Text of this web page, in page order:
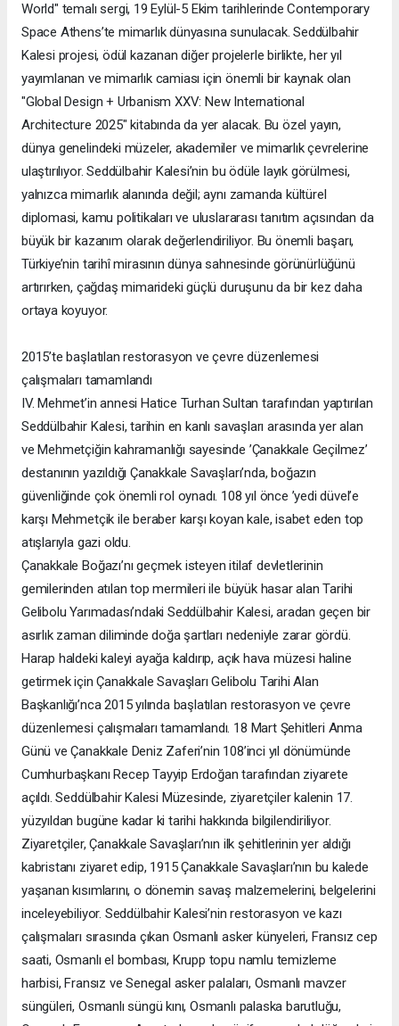
World" temalı sergi, 19 Eylül-5 Ekim tarihlerinde Contemporary
Space Athens’te mimarlık dünyasına sunulacak. Seddülbahir
Kalesi projesi, ödül kazanan diğer projelerle birlikte, her yıl
yayımlanan ve mimarlık camiası için önemli bir kaynak olan
"Global Design + Urbanism XXV: New International
Architecture 2025" kitabında da yer alacak. Bu özel yayın,
dünya genelindeki müzeler, akademiler ve mimarlık çevrelerine
ulaştırılıyor. Seddülbahir Kalesi’nin bu ödüle layık görülmesi,
yalnızca mimarlık alanında değil; aynı zamanda kültürel
diplomasi, kamu politikaları ve uluslararası tanıtım açısından da
büyük bir kazanım olarak değerlendiriliyor. Bu önemli başarı,
Türkiye’nin tarihî mirasının dünya sahnesinde görünürlüğünü
artırırken, çağdaş mimarideki güçlü duruşunu da bir kez daha
ortaya koyuyor.
2015’te başlatılan restorasyon ve çevre düzenlemesi
çalışmaları tamamlandı
IV. Mehmet’in annesi Hatice Turhan Sultan tarafından yaptırılan
Seddülbahir Kalesi, tarihin en kanlı savaşları arasında yer alan
ve Mehmetçiğin kahramanlığı sayesinde ’Çanakkale Geçilmez’
destanının yazıldığı Çanakkale Savaşları’nda, boğazın
güvenliğinde çok önemli rol oynadı. 108 yıl önce ’yedi düvel’e
karşı Mehmetçik ile beraber karşı koyan kale, isabet eden top
atışlarıyla gazi oldu.
Çanakkale Boğazı’nı geçmek isteyen itilaf devletlerinin
gemilerinden atılan top mermileri ile büyük hasar alan Tarihi
Gelibolu Yarımadası’ndaki Seddülbahir Kalesi, aradan geçen bir
asırlık zaman diliminde doğa şartları nedeniyle zarar gördü.
Harap haldeki kaleyi ayağa kaldırıp, açık hava müzesi haline
getirmek için Çanakkale Savaşları Gelibolu Tarihi Alan
Başkanlığı’nca 2015 yılında başlatılan restorasyon ve çevre
düzenlemesi çalışmaları tamamlandı. 18 Mart Şehitleri Anma
Günü ve Çanakkale Deniz Zaferi’nin 108’inci yıl dönümünde
Cumhurbaşkanı Recep Tayyip Erdoğan tarafından ziyarete
açıldı. Seddülbahir Kalesi Müzesinde, ziyaretçiler kalenin 17.
yüzyıldan bugüne kadar ki tarihi hakkında bilgilendiriliyor.
Ziyaretçiler, Çanakkale Savaşları’nın ilk şehitlerinin yer aldığı
kabristanı ziyaret edip, 1915 Çanakkale Savaşları’nın bu kalede
yaşanan kısımlarını, o dönemin savaş malzemelerini, belgelerini
inceleyebiliyor. Seddülbahir Kalesi’nin restorasyon ve kazı
çalışmaları sırasında çıkan Osmanlı asker künyeleri, Fransız cep
saati, Osmanlı el bombası, Krupp topu namlu temizleme
harbisi, Fransız ve Senegal asker palaları, Osmanlı mavzer
süngüleri, Osmanlı süngü kını, Osmanlı palaska barutluğu,